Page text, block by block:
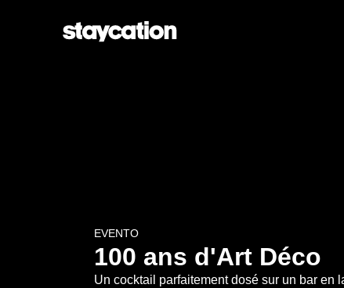
EVENTO
100 ans d'Art Déco
Un cocktail parfaitement dosé sur un bar en